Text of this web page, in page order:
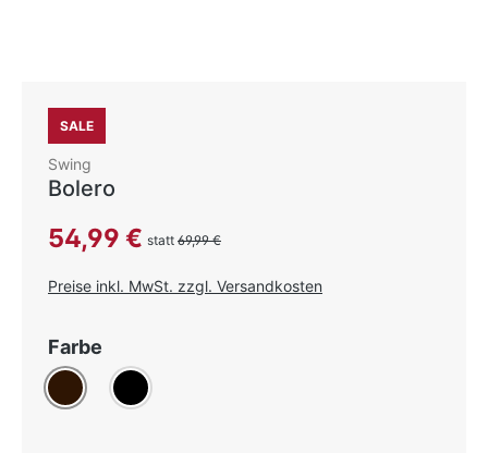
SALE
Swing
Bolero
Verkaufspreis:
54,99 € statt 69,99 €
Preise inkl. MwSt. zzgl. Versandkosten
Farbe
DunkelbraunSchwarz